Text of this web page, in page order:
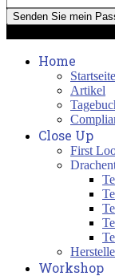
Home
Startseite
Artikel
Close Up
First
Workshop